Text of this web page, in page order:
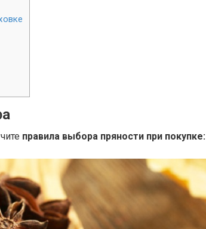
правила выбора пряности при покупке: